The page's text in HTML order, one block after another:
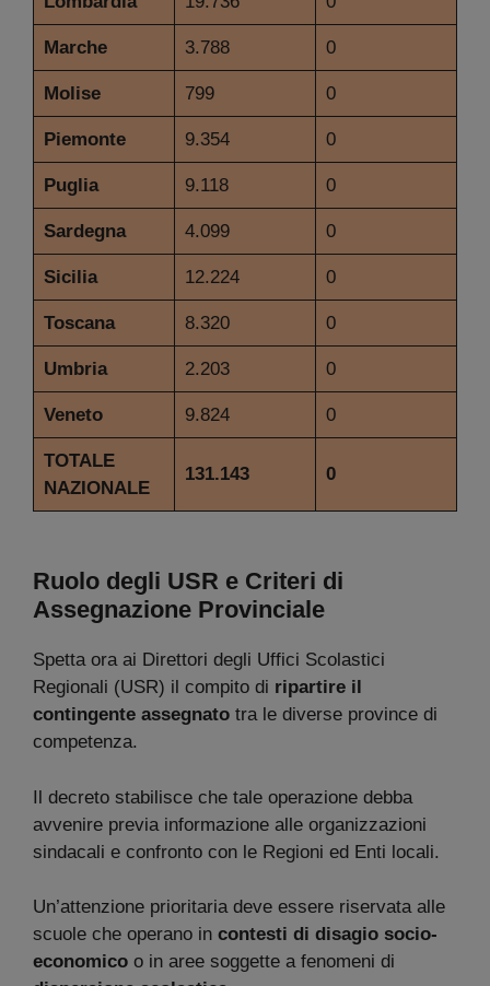
Marche 3.788 0
Molise 799 0
Piemonte 9.354 0
Puglia 9.118 0
Sardegna 4.099 0
Sicilia 12.224 0
Toscana 8.320 0
Umbria 2.203 0
Veneto 9.824 0
TOTALE
NAZIONALE
131.143 0
Ruolo degli USR e Criteri di
Assegnazione Provinciale
Spetta ora ai Direttori degli Uffici Scolastici
Regionali (USR) il compito di ripartire il
contingente assegnato tra le diverse province di
competenza.
Il decreto stabilisce che tale operazione debba
avvenire previa informazione alle organizzazioni
sindacali e confronto con le Regioni ed Enti locali.
Un’attenzione prioritaria deve essere riservata alle
scuole che operano in contesti di disagio socio-
economico o in aree soggette a fenomeni di